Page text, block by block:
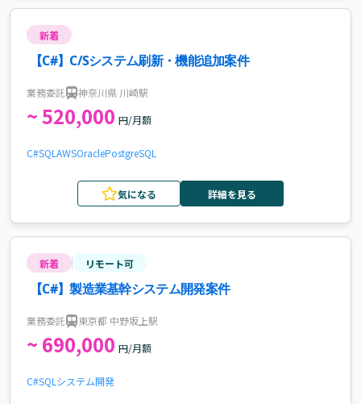
新着
【C#】C/Sシステム刷新・機能追加案件
業務委託 神奈川県 川崎駅
~ 520,000 円/月額
C#SQL AWSOraclePostgreSQL
気になる 詳細を見る
新着 リモート可
【C#】製造業基幹システム開発案件
業務委託 東京都 中野坂上駅
~ 690,000 円/月額
C#SQL システム開発